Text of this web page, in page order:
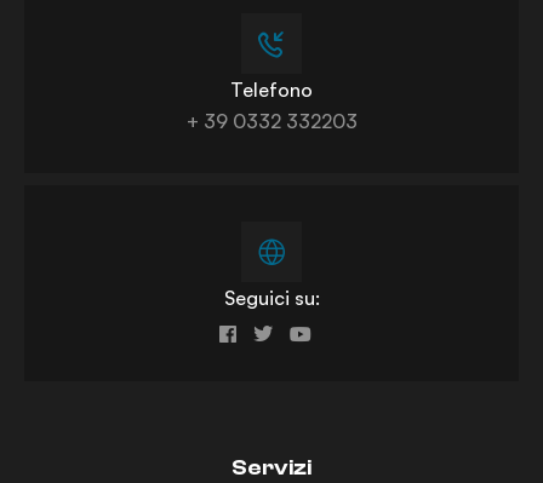
Telefono
+ 39 0332 332203
Seguici su:
Servizi